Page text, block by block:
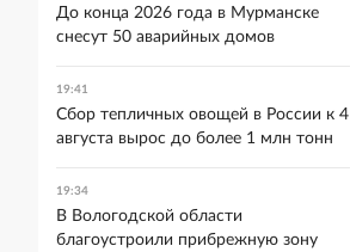
До конца 2026 года в Мурманске
снесут 50 аварийных домов
19:41
Сбор тепличных овощей в России к 4
августа вырос до более 1 млн тонн
19:34
В Вологодской области
благоустроили прибрежную зону